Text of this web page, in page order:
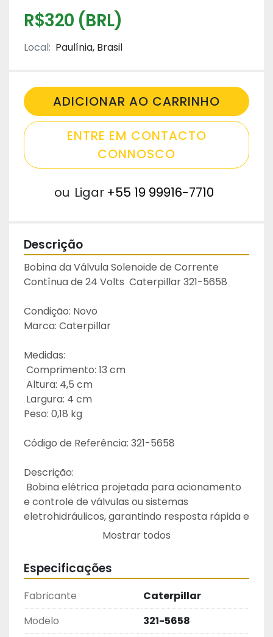
R$320 (BRL)
Local: Paulínia, Brasil
ADICIONAR AO CARRINHO
ENTRE EM CONTACTO
CONNOSCO
ou Ligar +55 19 99916-7710
Descrição
Bobina da Válvula Solenoide de Corrente
Contínua de 24 Volts  Caterpillar 321-5658
Condição: Novo
Marca: Caterpillar
Medidas:
Comprimento: 13 cm
Altura: 4,5 cm
Largura: 4 cm
Peso: 0,18 kg
Código de Referência: 321-5658
Descrição:
e controle de válvulas ou sistemas
eletrohidráulicos, garantindo resposta rápida e
confiável em circuitos de controle.
Empregada em equipamentos Caterpillar
para controle de sistemas hidráulicos e
eletromecânicos, essencial para operações
precisas em máquinas pesadas.
Peça Original.
Mostrar todos
Especificações
Fabricante
Caterpillar
Modelo
321-5658